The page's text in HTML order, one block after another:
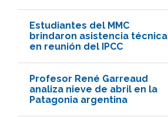
Estudiantes del MMC
brindaron asistencia técnica
en reunión del IPCC
Profesor René Garreaud
analiza nieve de abril en la
Patagonia argentina